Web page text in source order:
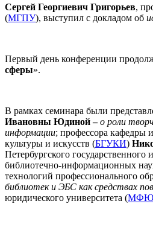
Сергей Георгиевич Григорьев,
(МГПУ), выступил с докладом об
Первый день конференции
сферы».
В рамках семинара были
Ивановны Юдиной –о роли
информации; профессора кафедры
культуры и искусств (БГУКИ)
Петербургского государственного
библиотечно-информационных
технологий профессионального
библиотек и ЭБС как средствах
юридического университета (